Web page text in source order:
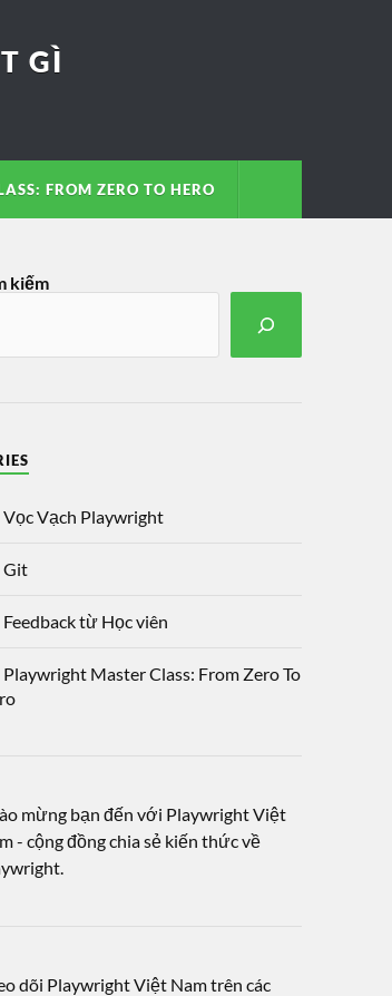
GÌ
FROM ZERO TO HERO
kiếm
Vọc Vạch Playwright
Git
Feedback từ Học viên
Playwright Master Class: From Zero To
mừng bạn đến với Playwright Việt
- cộng đồng chia sẻ kiến thức về
dõi Playwright Việt Nam trên các